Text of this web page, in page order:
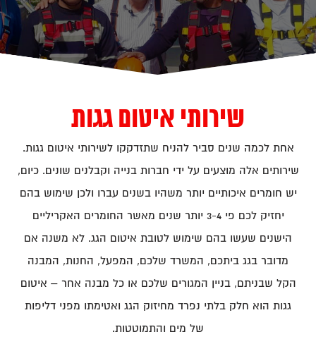
שירותי איטום גגות
אחת לכמה שנים סביר להניח שתזדקקו לשירותי איטום גגות.
שירותים אלה מוצעים על ידי חברות בנייה וקבלנים שונים. כיום,
יש חומרים איכותיים יותר משהיו בשנים עברו ולכן שימוש בהם
יחזיק לכם פי 3-4 יותר שנים מאשר החומרים האקריליים
הישנים שעשו בהם שימוש לטובת איטום הגג. לא משנה אם
מדובר בגג ביתכם, המשרד שלכם, המפעל, החנות, המבנה
הקל שבניתם, בניין המגורים שלכם או כל מבנה אחר – איטום
גגות הוא חלק בלתי נפרד מחיזוק הגג ואטימתו מפני דליפות
של מים והתמוטטות.